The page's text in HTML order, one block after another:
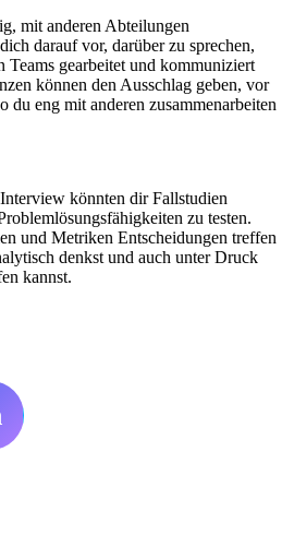
mit anderen Abteilungen
darauf vor, darüber zu sprechen,
gearbeitet und kommuniziert
können den Ausschlag geben, vor
eng mit anderen zusammenarbeiten
könnten dir Fallstudien
zu testen.
und Metriken Entscheidungen treffen
denkst und auch unter Druck
kannst.